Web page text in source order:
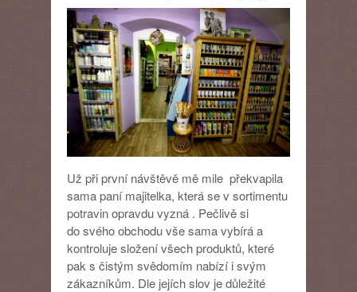
Už při první návštěvě mě mile překvapila
sama paní majitelka, která se v sortimentu
potravin opravdu vyzná . Pečlivě si
do svého obchodu vše sama vybírá a
kontroluje složení všech produktů, které
pak s čistým svědomím nabízí i svým
zákazníkům. Dle jejích slov je důležité